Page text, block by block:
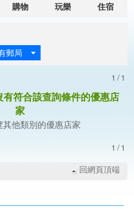
購物 玩樂 住宿
郵局
1/1
符合該查詢條件的優惠店
家
他類別的優惠店家
1/1
回網頁頂端